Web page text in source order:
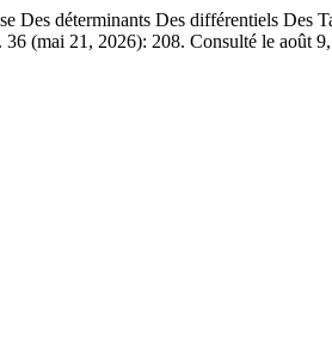
déterminants Des différentiels Des
36 (mai 21, 2026): 208. Consulté le août